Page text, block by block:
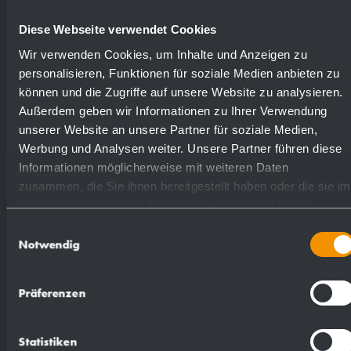
Diese Webseite verwendet Cookies
Wir verwenden Cookies, um Inhalte und Anzeigen zu
personalisieren, Funktionen für soziale Medien anbieten zu
können und die Zugriffe auf unsere Website zu analysieren.
Außerdem geben wir Informationen zu Ihrer Verwendung
unserer Website an unsere Partner für soziale Medien,
Werbung und Analysen weiter. Unsere Partner führen diese
Informationen möglicherweise mit weiteren Daten
zusammen, die Sie ihnen bereitgestellt haben oder die sie im
Rahmen Ihrer Nutzung der Dienste gesammelt haben.
Notwendig
Präferenzen
Statistiken
Surfaces disponibles
commande
mat rectifié (standard) 828180
poli 831180
(coloré) plastifié 829180
Proposition de texte pour les spécifications :
Poubelle en acier inoxydable (acier au nickel-